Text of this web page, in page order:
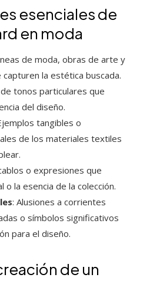
esenciales de
en moda
de moda, obras de arte y
la estética buscada.
tonos particulares que
del diseño.
tangibles o
de los materiales textiles
o expresiones que
o la esencia de la colección.
: Alusiones a corrientes
o símbolos significativos
para el diseño.
de un